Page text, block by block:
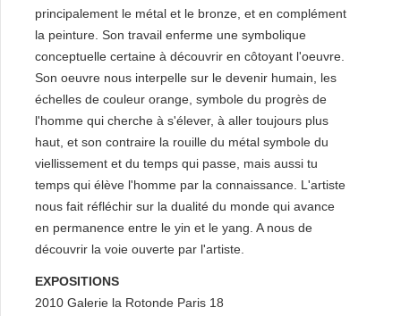
principalement le métal et le bronze, et en complément
la peinture. Son travail enferme une symbolique
conceptuelle certaine à découvrir en côtoyant l'oeuvre.
Son oeuvre nous interpelle sur le devenir humain, les
échelles de couleur orange, symbole du progrès de
l'homme qui cherche à s'élever, à aller toujours plus
haut, et son contraire la rouille du métal symbole du
viellissement et du temps qui passe, mais aussi tu
temps qui élève l'homme par la connaissance. L'artiste
nous fait réfléchir sur la dualité du monde qui avance
en permanence entre le yin et le yang. A nous de
découvrir la voie ouverte par l'artiste.
EXPOSITIONS
2010 Galerie la Rotonde Paris 18